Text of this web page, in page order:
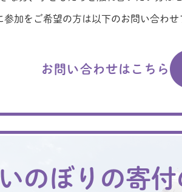
参加をご希望の方は以下のお問い合わせ
お問い合わせはこちら
のぼりの寄